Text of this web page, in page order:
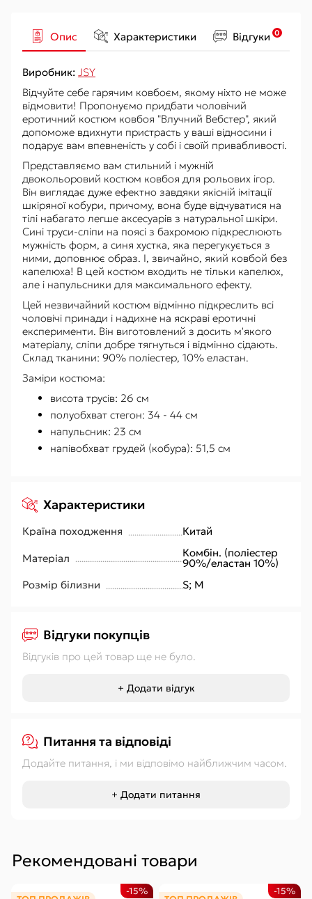
Опис Характеристики Відгуки 0
Виробник: JSY
Відчуйте себе гарячим ковбоєм, якому ніхто не може
відмовити! Пропонуємо придбати чоловічий
еротичний костюм ковбоя "Влучний Вебстер", який
допоможе вдихнути пристрасть у ваші відносини і
подарує вам впевненість у собі і своїй привабливості.
Представляємо вам стильний і мужній
двокольоровий костюм ковбоя для рольових ігор.
Він виглядає дуже ефектно завдяки якісній імітації
шкіряної кобури, причому, вона буде відчуватися на
тілі набагато легше аксесуарів з натуральної шкіри.
Сині труси-сліпи на поясі з бахромою підкреслюють
мужність форм, а синя хустка, яка перегукується з
ними, доповнює образ. І, звичайно, який ковбой без
капелюха! В цей костюм входить не тільки капелюх,
але і напульсники для максимального ефекту.
Цей незвичайний костюм відмінно підкреслить всі
чоловічі принади і надихне на яскраві еротичні
експерименти. Він виготовлений з досить м'якого
матеріалу, сліпи добре тягнуться і відмінно сідають.
Склад тканини: 90% поліестер, 10% еластан.
Заміри костюма:
висота трусів: 26 см
полуобхват стегон: 34 - 44 см
напульсник: 23 см
напівобхват грудей (кобура): 51,5 см
Характеристики
Країна походження Китай
Матеріал Комбін. (поліестер
90%/еластан 10%)
Розмір білизни
S; M
Відгуки покупців
Відгуків про цей товар ще не було.
+ Додати відгук
Питання та відповіді
Додайте питання, і ми відповімо найближчим часом.
+ Додати питання
Рекомендовані товари
-15% -15%